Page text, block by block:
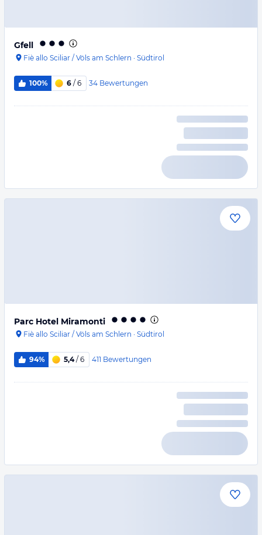
Gfell
Fiè allo Sciliar / Völs am Schlern · Südtirol
100% 6 / 6 34 Bewertungen
Parc Hotel Miramonti
Fiè allo Sciliar / Völs am Schlern · Südtirol
94% 5,4/ 6 411 Bewertungen